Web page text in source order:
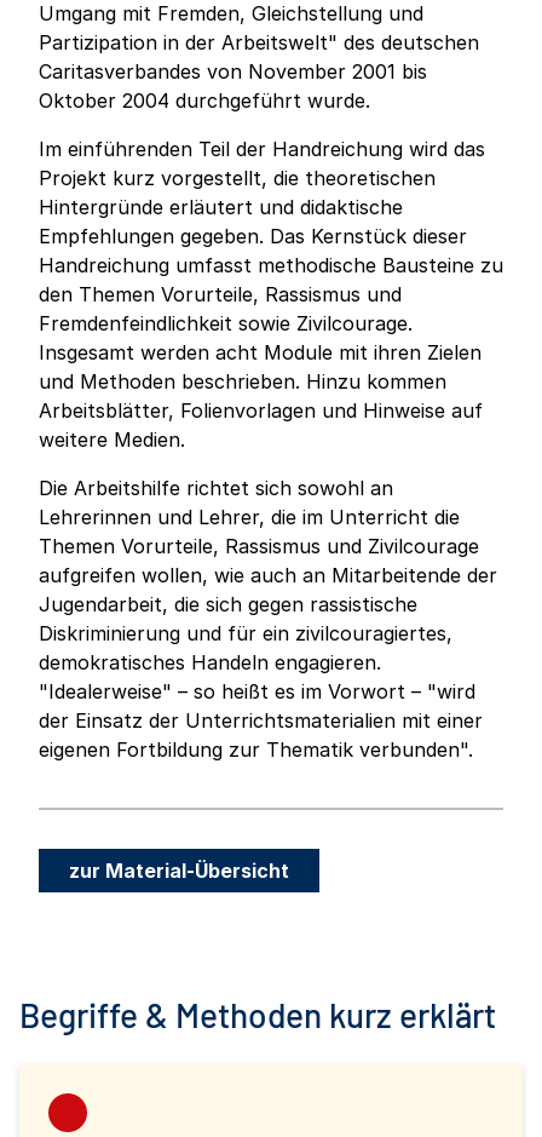
Umgang mit Fremden, Gleichstellung und
Partizipation in der Arbeitswelt" des deutschen
Caritasverbandes von November 2001 bis
Oktober 2004 durchgeführt wurde.
Im einführenden Teil der Handreichung wird das
Projekt kurz vorgestellt, die theoretischen
Hintergründe erläutert und didaktische
Empfehlungen gegeben. Das Kernstück dieser
Handreichung umfasst methodische Bausteine zu
den Themen Vorurteile, Rassismus und
Fremdenfeindlichkeit sowie Zivilcourage.
Insgesamt werden acht Module mit ihren Zielen
und Methoden beschrieben. Hinzu kommen
Arbeitsblätter, Folienvorlagen und Hinweise auf
weitere Medien.
Die Arbeitshilfe richtet sich sowohl an
Lehrerinnen und Lehrer, die im Unterricht die
Themen Vorurteile, Rassismus und Zivilcourage
aufgreifen wollen, wie auch an Mitarbeitende der
Jugendarbeit, die sich gegen rassistische
Diskriminierung und für ein zivilcouragiertes,
demokratisches Handeln engagieren.
"Idealerweise" – so heißt es im Vorwort – "wird
der Einsatz der Unterrichtsmaterialien mit einer
eigenen Fortbildung zur Thematik verbunden".
zur Material-Übersicht
Begriffe & Methoden kurz erklärt